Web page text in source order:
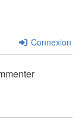
Connexion